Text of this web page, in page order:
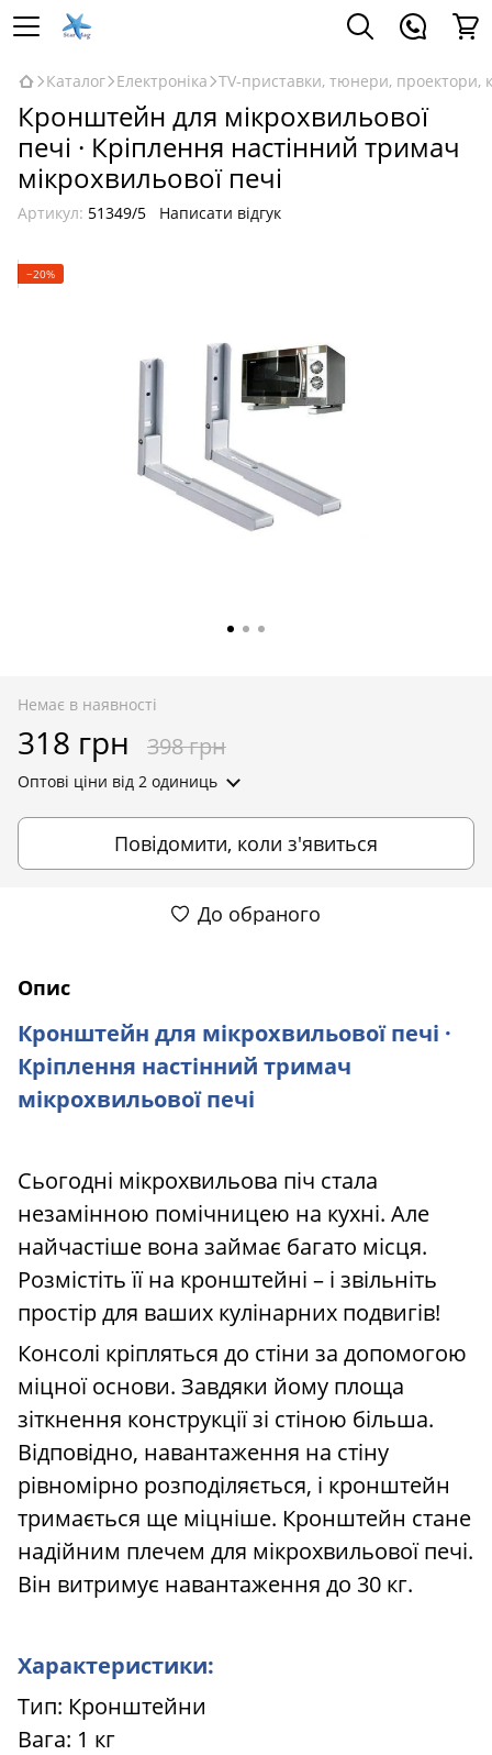
Каталог Електроніка TV-приставки, тюнери, проектори,
Кронштейн для мікрохвильової
печі · Кріплення настінний тримач
мікрохвильової печі
Артикул: 51349/5 Написати відгук
−20%
Немає в наявності
318 грн 398 грн
Оптові ціни від 2 одиниць
Повідомити, коли з'явиться
До обраного
Опис
Кронштейн для мікрохвильової печі ·
Кріплення настінний тримач
мікрохвильової печі
Сьогодні мікрохвильова піч стала
незамінною помічницею на кухні. Але
найчастіше вона займає багато місця.
Розмістіть її на кронштейні – і звільніть
простір для ваших кулінарних подвигів!
Консолі кріпляться до стіни за допомогою
міцної основи. Завдяки йому площа
зіткнення конструкції зі стіною більша.
Відповідно, навантаження на стіну
рівномірно розподіляється, і кронштейн
тримається ще міцніше. Кронштейн стане
надійним плечем для мікрохвильової печі.
Він витримує навантаження до 30 кг.
Характеристики:
Тип: Кронштейни
Вага: 1 кг